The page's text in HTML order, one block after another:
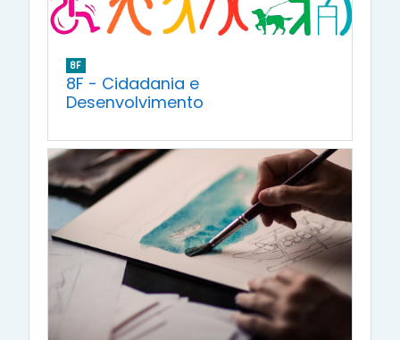
8F
8F - Cidadania e
Desenvolvimento